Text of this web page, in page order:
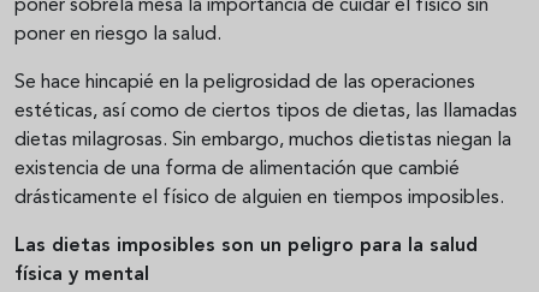
poner sobrela mesa la importancia de cuidar el físico sin
poner en riesgo la salud.
Se hace hincapié en la peligrosidad de las operaciones
estéticas, así como de ciertos tipos de dietas, las llamadas
dietas milagrosas. Sin embargo, muchos dietistas niegan la
existencia de una forma de alimentación que cambié
drásticamente el físico de alguien en tiempos imposibles.
Las dietas imposibles son un peligro para la salud
física y mental